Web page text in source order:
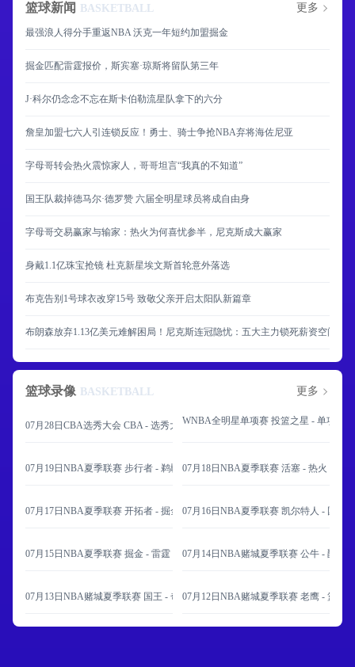
篮球新闻 BASKETBALL 更多
最强浪人得分手重返NBA 沃克一年短约加盟掘金
掘金匹配雷霆报价，斯宾塞·琼斯将留队第三年
J·科尔仍念念不忘在斯卡伯勒流星队拿下的六分
詹皇加盟七六人引连锁反应！勇士、骑士争抢NBA弃将海佐尼亚
字母哥转会热火震惊家人，哥哥坦言“我真的不知道”
国王队裁掉德马尔·德罗赞 六届全明星球员将成自由身
字母哥交易赢家与输家：热火为何喜忧参半，尼克斯成大赢家
身戴1.1亿珠宝抢镜 杜克新星埃文斯首轮意外落选
布克告别1号球衣改穿15号 致敬父亲开启太阳队新篇章
布朗森放弃1.13亿美元难解困局！尼克斯连冠隐忧：五大主力锁死薪资空间
篮球录像 BASKETBALL 更多
07月28日CBA选秀大会 CBA - 选秀大会 全场录像WNBA全明星单项赛 投篮之星 - 单项赛
07月19日NBA夏季联赛 步行者 - 鹈鹕 全场录像07月18日NBA夏季联赛 活塞 - 热火 全场
07月17日NBA夏季联赛 开拓者 - 掘金 全场录像07月16日NBA夏季联赛 凯尔特人 - 国王
07月15日NBA夏季联赛 掘金 - 雷霆 全场录像07月14日NBA赌城夏季联赛 公牛 - 爵士
07月13日NBA赌城夏季联赛 国王 - 奇才 全场录像07月12日NBA赌城夏季联赛 老鹰 - 篮网